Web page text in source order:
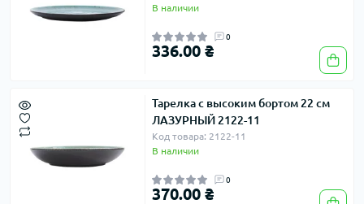
В наличии
0
336.00 ₴
Тарелка с высоким бортом 22 см
ЛАЗУРНЫЙ 2122-11
Код товара: 2122-11
В наличии
0
370.00 ₴